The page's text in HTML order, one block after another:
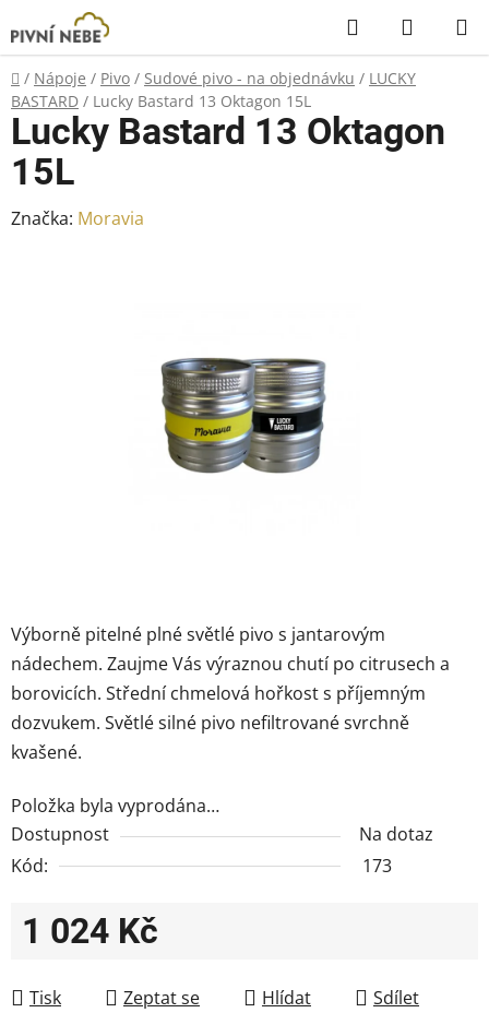
na
obsah
Hledat
KOŠÍK
Domů
/ Nápoje / Pivo / Sudové pivo - na objednávku / LUCKY
BASTARD / Lucky Bastard 13 Oktagon 15L
Výborně pitelné plné světlé pivo s jantarovým
nádechem. Zaujme Vás výraznou chutí po citrusech a
borovicích. Střední chmelová hořkost s příjemným
dozvukem. Světlé silné pivo nefiltrované svrchně
kvašené.
Položka byla vyprodána…
Dostupnost
Na dotaz
Kód:
173
1 024 Kč
Tisk
Zeptat se Hlídat Sdílet
Lucky Bastard 13 Oktagon
15L
Značka: Moravia